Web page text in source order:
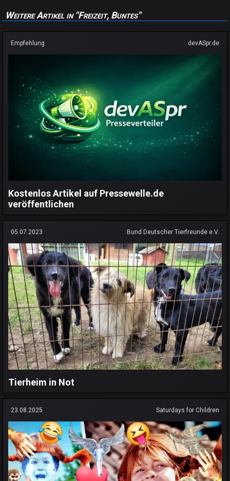
Weitere Artikel in "Freizeit, Buntes"
Empfehlung devASpr.de
Kostenlos Artikel auf Pressewelle.de
veröffentlichen
05.07.2023 Bund Deutscher Tierfreunde e.V.
Tierheim in Not
23.08.2025 Saturdays for Children